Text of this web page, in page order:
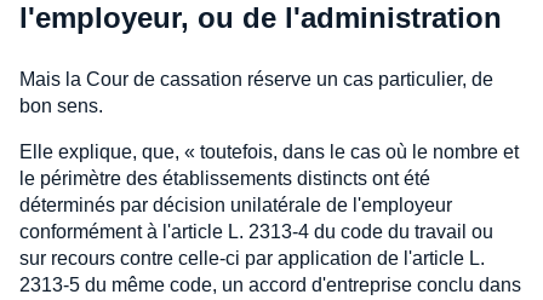
l'employeur, ou de l'administration
Mais la Cour de cassation réserve un cas particulier, de
bon sens.
Elle explique, que, « toutefois, dans le cas où le nombre et
le périmètre des établissements distincts ont été
déterminés par décision unilatérale de l'employeur
conformément à l'article L. 2313-4 du code du travail ou
sur recours contre celle-ci par application de l'article L.
2313-5 du même code, un accord d'entreprise conclu dans